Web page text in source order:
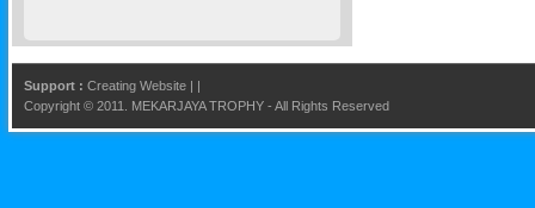
Support : Creating Website
Copyright © 2011.
MEKARJAYA TROPHY - All Rights Reserved